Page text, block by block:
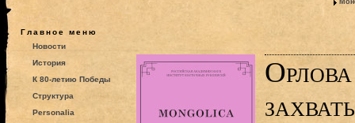
Главное меню
Новости
История
К 80-летию Победы
Структура
Personalia